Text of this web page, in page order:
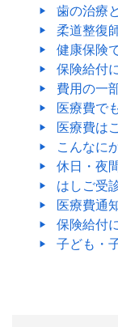
歯の治療
柔道整復
健康保険
保険給付
費用の一
医療費で
医療費は
こんなに
休日・夜
はしご受
医療費通
保険給付
子ども・